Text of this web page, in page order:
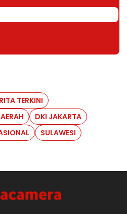
TERKINI
DKI JAKARTA
SULAWESI